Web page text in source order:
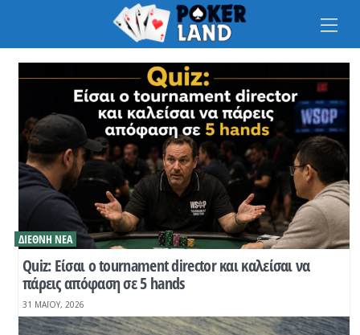
Quiz: Είσαι ο tournament director και καλείσαι να
πάρεις απόφαση σε 5 hands
ΔΙΕΘΝΉ ΝΈΑ
31 ΜΑΪ́ΟΥ, 2026